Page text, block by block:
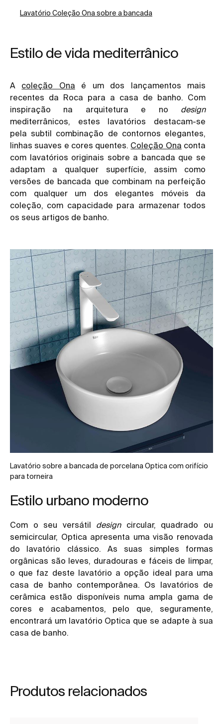
Lavatório Coleção Ona sobre a bancada
Estilo de vida mediterrânico
A coleção Ona é um dos lançamentos mais
recentes da Roca para a casa de banho. Com
inspiração na arquitetura e no design
mediterrânicos, estes lavatórios destacam-se
pela subtil combinação de contornos elegantes,
linhas suaves e cores quentes. Coleção Ona conta
com lavatórios originais sobre a bancada que se
adaptam a qualquer superfície, assim como
versões de bancada que combinam na perfeição
com qualquer um dos elegantes móveis da
coleção, com capacidade para armazenar todos
os seus artigos de banho.
Estilo urbano moderno
Com o seu versátil designcircular, quadrado ou
semicircular, Optica apresenta uma visão renovada
do lavatório clássico. As suas simples formas
orgânicas são leves, duradouras e fáceis de limpar,
o que faz deste lavatório a opção ideal para uma
casa de banho contemporânea. Os lavatórios de
cerâmica estão disponíveis numa ampla gama de
cores e acabamentos, pelo que, seguramente,
encontrará um lavatório Optica que se adapte à sua
casa de banho.
Lavatório sobre a bancada de porcelana Optica com orifício
para torneira
Produtos relacionados